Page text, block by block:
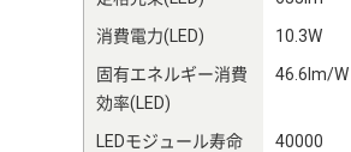
消費電力(LED)
10.3W
固有エネルギー消費
効率(LED)
46.6lm/W
LEDモジュール寿命 40000